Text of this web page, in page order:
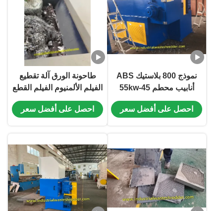
نموذج 800 بلاستيك ABS
أنابيب محطم 45-55kw
ABS أنابيب محطم عالية
الكفاءة العملية قطر الدوار
احصل على أفضل سعر
طاحونة الورق آلة تقطيع
الفيلم الألمنيوم الفيلم القطع
عالية الكفاءة طاحونة للفيلم
الألمنيوم النفايات في
احصل على أفضل سعر